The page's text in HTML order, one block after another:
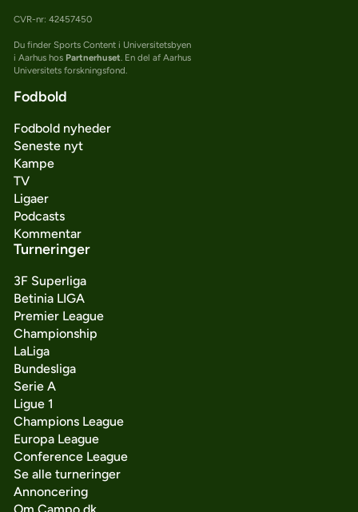
CVR-nr: 42457450
Du finder Sports Content i Universitetsbyen
i Aarhus hos Partnerhuset. En del af Aarhus
Universitets forskningsfond.
Fodbold
Fodbold nyheder
Seneste nyt
Kampe
TV
Ligaer
Podcasts
Kommentar
Turneringer
3F Superliga
Betinia LIGA
Premier League
Championship
LaLiga
Bundesliga
Serie A
Ligue 1
Champions League
Europa League
Conference League
Se alle turneringer
Annoncering